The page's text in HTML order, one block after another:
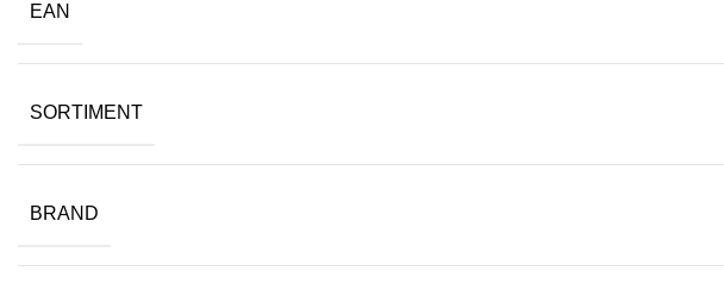
EAN
SORTIMENT
BRAND